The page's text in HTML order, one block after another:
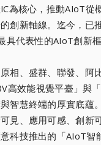
為核心，推動AIoT
創新軸線。迄今，
代表性的AIoT創新樞
相、盛群、聯發、
高效能視覺平臺」與
智慧終端的厚實底
見、應用可感、創
科技推出的「AIoT